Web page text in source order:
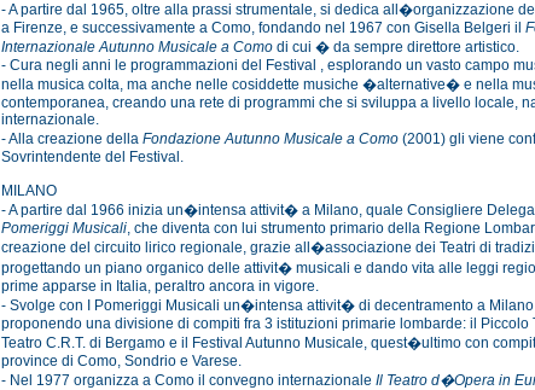
- A partire dal 1965, oltre alla prassi strumentale, si dedica all�organizzazione
a Firenze, e successivamente a Como, fondando nel 1967 con Gisella Belgeri il
Internazionale Autunno Musicale a Como di cui � da sempre direttore artistico.
- Cura negli anni le programmazioni del Festival , esplorando un vasto campo
nella musica colta, ma anche nelle cosiddette musiche �alternative� e nella
contemporanea, creando una rete di programmi che si sviluppa a livello locale,
internazionale.
- Alla creazione della Fondazione Autunno Musicale a Como (2001) gli viene
Sovrintendente del Festival.
MILANO
- A partire dal 1966 inizia un�intensa attivit� a Milano, quale Consigliere
Pomeriggi Musicali, che diventa con lui strumento primario della Regione
creazione del circuito lirico regionale, grazie all�associazione dei Teatri di
progettando un piano organico delle attivit� musicali e dando vita alle leggi
prime apparse in Italia, peraltro ancora in vigore.
- Svolge con I Pomeriggi Musicali un�intensa attivit� di decentramento a
proponendo una divisione di compiti fra 3 istituzioni primarie lombarde: il Piccolo
Teatro C.R.T. di Bergamo e il Festival Autunno Musicale, quest�ultimo con
province di Como, Sondrio e Varese.
- Nel 1977 organizza a Como il convegno internazionale Il Teatro d�Opera in